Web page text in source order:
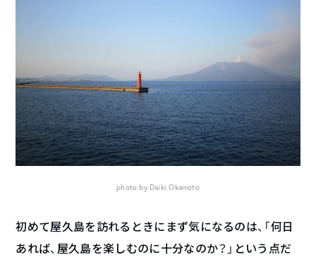
photo by Daiki Okamoto
初めて屋久島を訪れるときにまず気になるのは、「何日
あれば、屋久島を楽しむのに十分なのか？」という点だ